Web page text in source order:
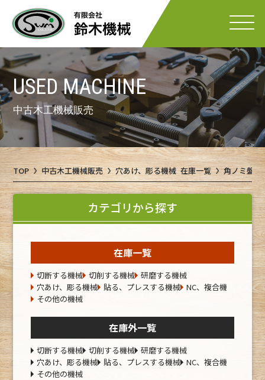
USED MACHINE
中古木工機械販売
TOP 中古木工機械販売 穴あけ、彫る機械 在庫一覧 角ノミ盤
カテゴリから探す
在庫一覧
切断する機械 切削する機械 研磨する機械
穴あけ、彫る機械 貼る、プレスする機械 NC、複合機
その他の機械
在庫外一覧
切断する機械 切削する機械 研磨する機械
穴あけ、彫る機械 貼る、プレスする機械 NC、複合機
その他の機械